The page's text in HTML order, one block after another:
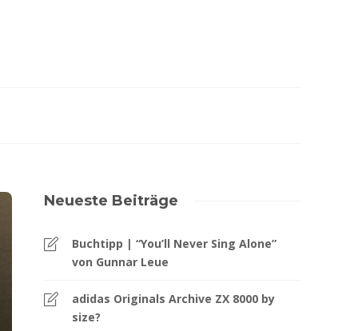
Neueste Beiträge
Buchtipp | “You’ll Never Sing Alone”
von Gunnar Leue
adidas Originals Archive ZX 8000 by
size?